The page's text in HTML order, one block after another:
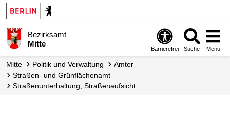
Bezirksamt
Mitte
Barrierefrei Suche Menü
Mitte Politik und Verwaltung
Ämter
Straßen- und Grünflächen­amt
Straßenunter­haltung, Straßen­aufsicht